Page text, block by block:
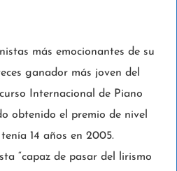
más emocionantes de su
ganador más joven del
Internacional de Piano
obtenido el premio de nivel
14 años en 2005.
“capaz de pasar del lirismo